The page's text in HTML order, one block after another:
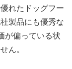
れたドッグフー
製品にも優秀な
が偏っている状
ん。